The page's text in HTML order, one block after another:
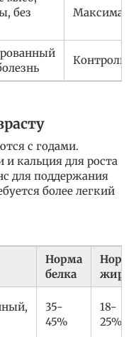
без
с годами.
кальция для роста
для поддержания
более легкий
Норма
белка
Норма
жира
35-
45%
18-
25%